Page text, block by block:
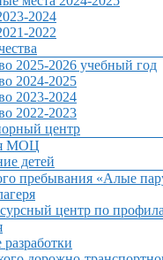
2024
2022
2025-2026 учебный год
2024-2025
2023-2024
2022-2023
центр
МОЦ
детей
пребывания «Алые
центр по